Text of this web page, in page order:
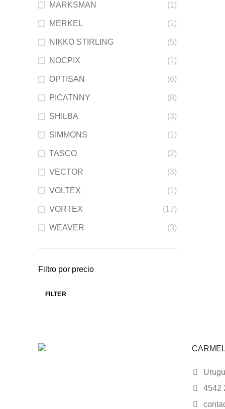
MARKSMAN (1)
MERKEL (1)
NIKKO STIRLING (5)
NOCPIX (1)
OPTISAN (6)
PICATNNY (8)
SHILBA (3)
SIMMONS (1)
TASCO (2)
VECTOR (3)
VOLTEX (1)
VORTEX (17)
WEAVER (3)
Filtro por precio
FILTER
4542